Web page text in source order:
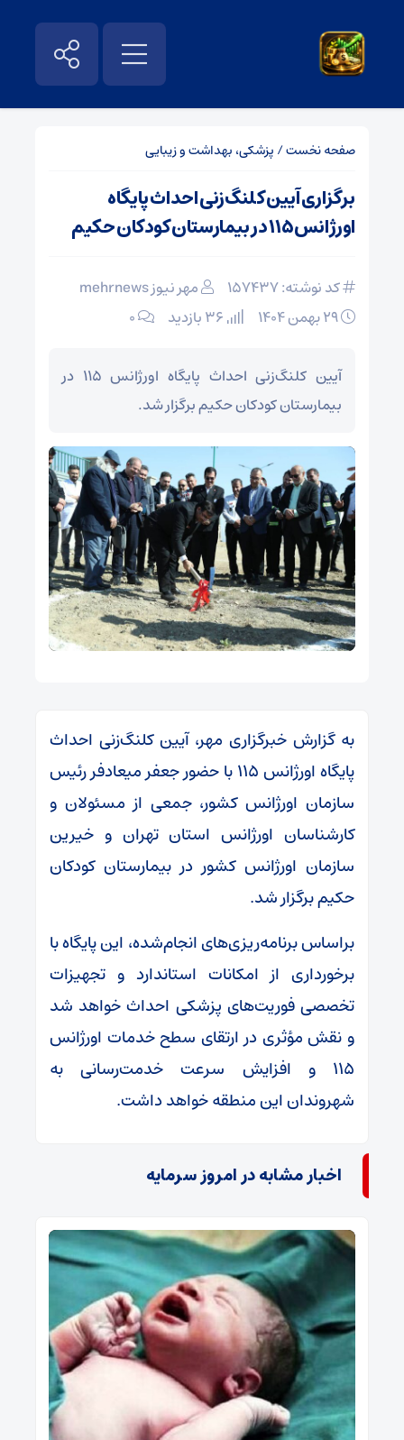
صفحه نخست/ پزشکی، بهداشت و زیبایی
برگزاری آیین کلنگ‌زنی احداث پایگاه
اورژانس۱۱۵ در بیمارستان کودکان حکیم
کد نوشته: 157437
مهر نیوز mehrnews
۰
آیین کلنگ‌زنی احداث پایگاه اورژانس ۱۱۵ در
بیمارستان کودکان حکیم برگزار شد.
به گزارش خبرگزاری مهر، آیین کلنگ‌زنی احداث
پایگاه اورژانس ۱۱۵ با حضور جعفر میعادفر رئیس
سازمان اورژانس کشور، جمعی از مسئولان و
کارشناسان اورژانس استان تهران و خیرین
سازمان اورژانس کشور در بیمارستان کودکان
حکیم برگزار شد.
براساس برنامه‌ریزی‌های انجام‌شده، این پایگاه با
برخورداری از امکانات استاندارد و تجهیزات
تخصصی فوریت‌های پزشکی احداث خواهد شد
و نقش مؤثری در ارتقای سطح خدمات اورژانس
۱۱۵ و افزایش سرعت خدمت‌رسانی به
شهروندان این منطقه خواهد داشت.
اخبار مشابه در امروز سرمایه